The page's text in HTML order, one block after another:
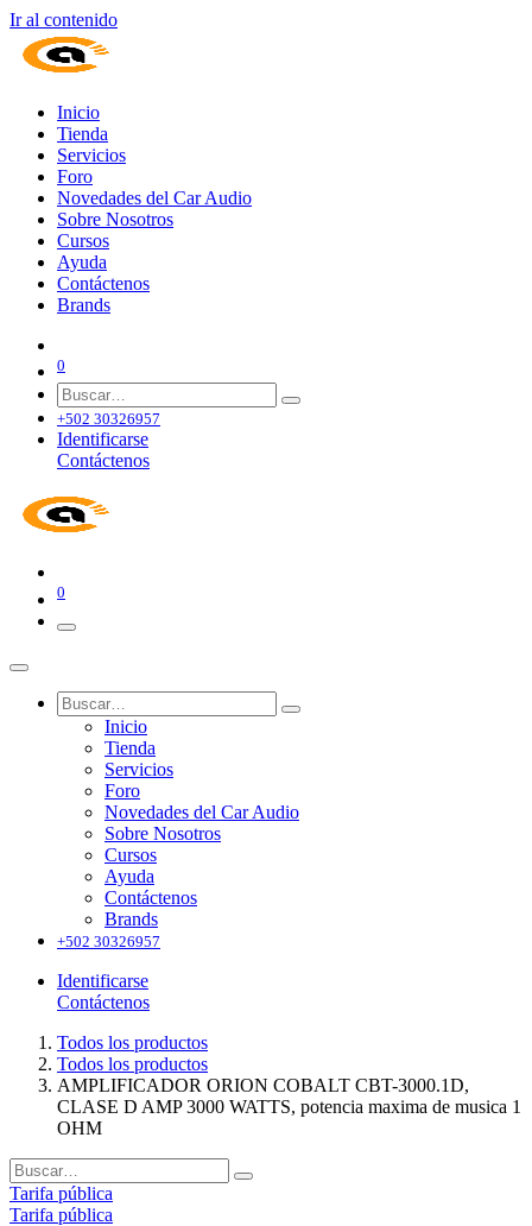
Ir al contenido
Inicio
Tienda
Servicios
Foro
Novedades del Car Audio
Sobre Nosotros
Cursos
Ayuda
Contáctenos
Brands
0
+502 30326957
Identificarse
Contáctenos
0
Inicio
Tienda
Servicios
Foro
Novedades del Car Audio
Sobre Nosotros
Cursos
Ayuda
Contáctenos
Brands
+502 30326957
Identificarse
Contáctenos
Todos los productos
Todos los productos
AMPLIFICADOR ORION COBALT CBT-3000.1D,
CLASE D AMP 3000 WATTS, potencia maxima de musica 1
OHM
Tarifa pública
Tarifa pública